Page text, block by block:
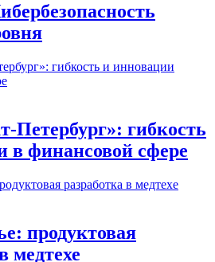
Петербург»: гибкость
в финансовой сфере
продуктовая
медтехе